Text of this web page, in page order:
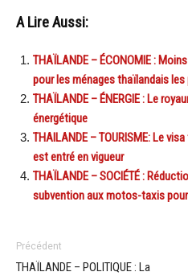
A Lire Aussi:
THAÏLANDE – ÉCONOMIE :
pour les ménages thaïlandais
THAÏLANDE – ÉNERGIE : Le
énergétique
THAILANDE – TOURISME: Le
est entré en vigueur
THAÏLANDE – SOCIÉTÉ :
subvention aux motos-taxis
Précédent
THAÏLANDE – POLITIQUE : La